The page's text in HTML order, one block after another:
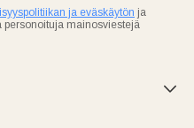
ja eväskäytön ja
mainosviestejä
